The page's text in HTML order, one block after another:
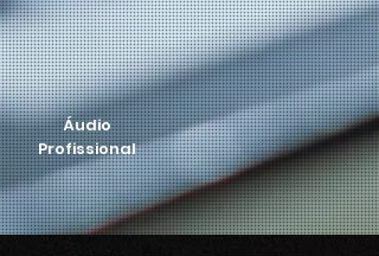
Áudio
Profissional